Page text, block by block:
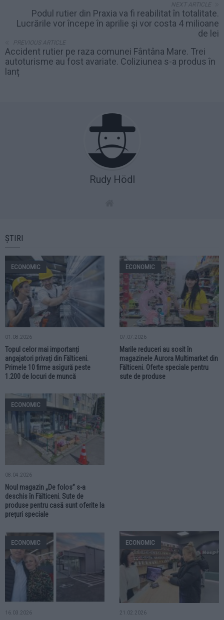
NEXT ARTICLE
Podul rutier din Praxia va fi reabilitat în totalitate.
Lucrările vor începe în aprilie și vor costa 4 milioane
de lei
PREVIOUS ARTICLE
Accident rutier pe raza comunei Fântâna Mare. Trei
autoturisme au fost avariate. Coliziunea s-a produs în
lanț
Rudy Hödl
ȘTIRI
ECONOMIC
01.08.2026
Topul celor mai importanți
angajatori privați din Fălticeni.
Primele 10 firme asigură peste
1.200 de locuri de muncă
ECONOMIC
07.07.2026
Marile reduceri au sosit în
magazinele Aurora Multimarket din
Fălticeni. Oferte speciale pentru
sute de produse
ECONOMIC
08.04.2026
Noul magazin „De folos” s-a
deschis în Fălticeni. Sute de
produse pentru casă sunt oferite la
prețuri speciale
ECONOMIC
16.03.2026
ECONOMIC
21.02.2026